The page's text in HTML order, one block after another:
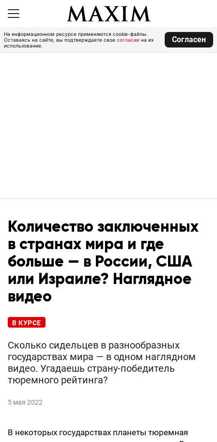
На информационном ресурсе применяются cookie-файлы.
Оставаясь на сайте, вы подтверждаете свое согласие на их
использование.
Согласен
Количество заключенных
в странах мира и где
больше — в России, США
или Израиле? Наглядное
видео
В КУРСЕ
Сколько сидельцев в разнообразных
государствах мира — в одном наглядном
видео. Угадаешь страну-победитель
тюремного рейтинга?
5 мая 2022
В некоторых государствах планеты тюремная